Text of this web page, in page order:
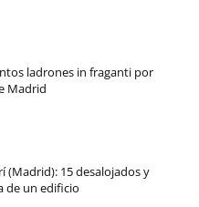
ladrones in fraganti por
Madrid
(Madrid): 15 desalojados y
de un edificio